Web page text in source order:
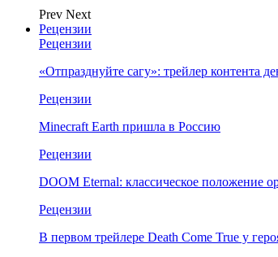
Prev Next
Рецензии
Рецензии
«Отпразднуйте сагу»: трейлер контента
Рецензии
Minecraft Earth пришла в Россию
Рецензии
DOOM Eternal: классическое положение
Рецензии
В первом трейлере Death Come True у